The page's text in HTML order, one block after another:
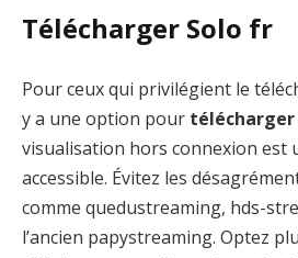
Télécharger Solo fr
Pour ceux qui privilégient le
y a une option pour télécharger
visualisation hors connexion est
accessible. Évitez les
comme quedustreaming, hds-
l’ancien papystreaming. Optez